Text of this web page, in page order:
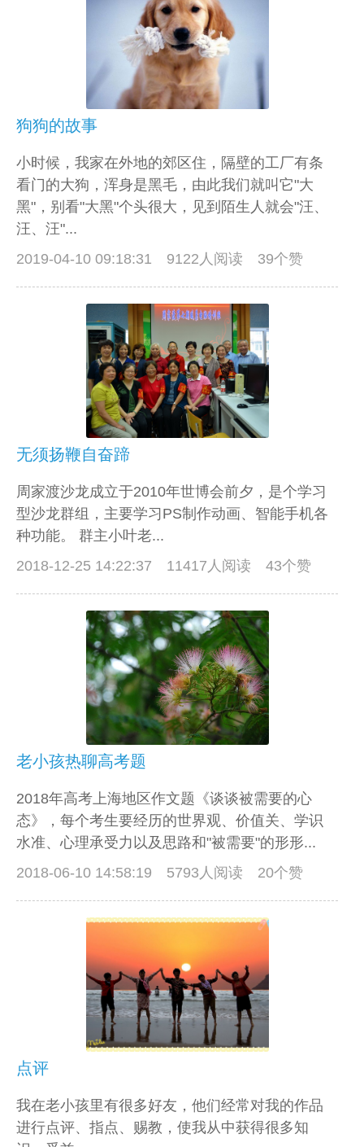
狗狗的故事
小时候，我家在外地的郊区住，隔壁的工厂有条
看门的大狗，浑身是黑毛，由此我们就叫它"大
黑"，别看"大黑"个头很大，见到陌生人就会"汪、
汪、汪"...
2019-04-10 09:18:31
9122人阅读 39个赞
无须扬鞭自奋蹄
周家渡沙龙成立于2010年世博会前夕，是个学习
型沙龙群组，主要学习PS制作动画、智能手机各
种功能。 群主小叶老...
2018-12-25 14:22:37
11417人阅读 43个赞
老小孩热聊高考题
2018年高考上海地区作文题《谈谈被需要的心
态》，每个考生要经历的世界观、价值关、学识
水准、心理承受力以及思路和"被需要"的形形...
2018-06-10 14:58:19
5793人阅读 20个赞
点评
我在老小孩里有很多好友，他们经常对我的作品
进行点评、指点、赐教，使我从中获得很多知